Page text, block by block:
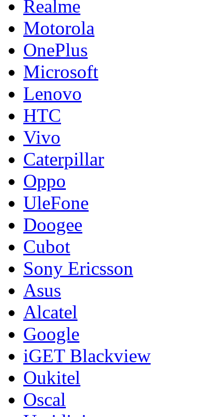
Realme
Motorola
OnePlus
Microsoft
Lenovo
HTC
Vivo
Caterpillar
Oppo
UleFone
Doogee
Cubot
Sony Ericsson
Asus
Alcatel
Google
iGET Blackview
Oukitel
Oscal